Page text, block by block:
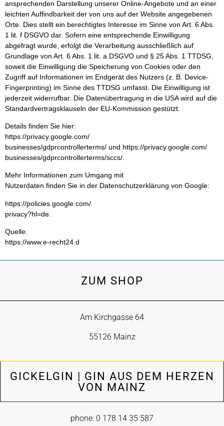
ansprechenden Darstellung unserer Online-Angebote und an einer
leichten Auffindbarkeit der von uns auf der Website angegebenen
Orte. Dies stellt ein berechtigtes Interesse im Sinne von Art. 6 Abs.
1 lit. f DSGVO dar. Sofern eine entsprechende Einwilligung
abgefragt wurde, erfolgt die Verarbeitung ausschließlich auf
Grundlage von Art. 6 Abs. 1 lit. a DSGVO und § 25 Abs. 1 TTDSG,
soweit die Einwilligung die Speicherung von Cookies oder den
Zugriff auf Informationen im Endgerät des Nutzers (z. B. Device-
Fingerprinting) im Sinne des TTDSG umfasst. Die Einwilligung ist
jederzeit widerrufbar. Die Datenübertragung in die USA wird auf die
Standardvertragsklauseln der EU-Kommission gestützt.
Details finden Sie hier:
https://privacy.google.com/
businesses/gdprcontrollerterms/ und https://privacy.google.com/
businesses/gdprcontrollerterms/sccs/.
Mehr Informationen zum Umgang mit
Nutzerdaten finden Sie in der Datenschutzerklärung von Google:
https://policies.google.com/
privacy?hl=de.
Quelle:
https://www.e-recht24.d
ZUM SHOP
Am Kirchgasse 64
55126 Mainz
GICKELGIN | GIN AUS DEM HERZEN
VON MAINZ
phone: 0 178 14 35 587